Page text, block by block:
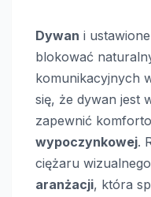
Dywan i
blokować
komunikacyjnych
się, że dywan jest
zapewnić
wypoczynkowej.
ciężaru
aranżacji, która